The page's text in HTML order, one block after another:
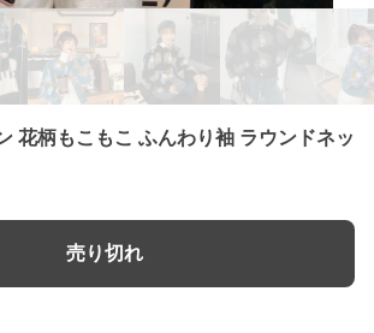
花柄もこもこ ふんわり袖 ラウンドネッ
売り切れ